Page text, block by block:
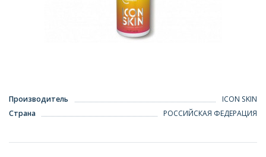
Производитель
ICON SKIN
Страна
РОССИЙСКАЯ ФЕДЕРАЦИЯ